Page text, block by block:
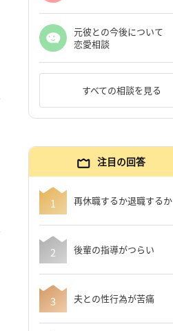
元彼との今後について
恋愛相談
すべての相談を見る
注目の回答
再休職するか退職するか
後輩の指導がつらい
夫との性行為が苦痛